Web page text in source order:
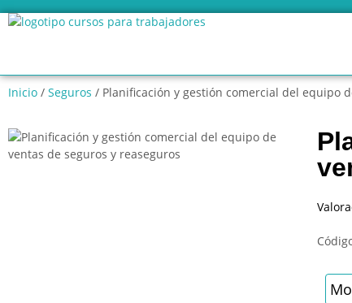
Inicio / Seguros / Planificación y gestión comercial del equipo